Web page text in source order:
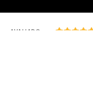
AVALIADO 